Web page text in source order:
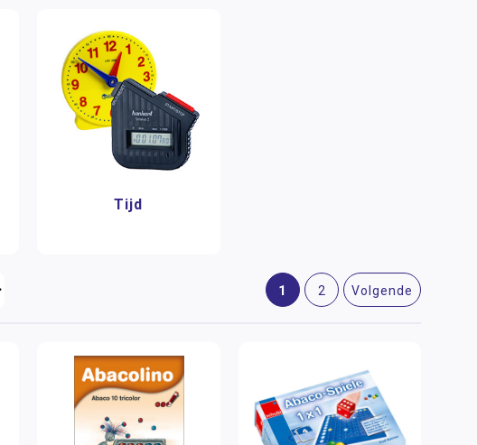
Tijd
1 2 Volgende